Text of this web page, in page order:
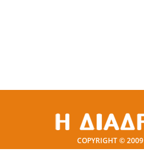
COPYRIGHT © 2009